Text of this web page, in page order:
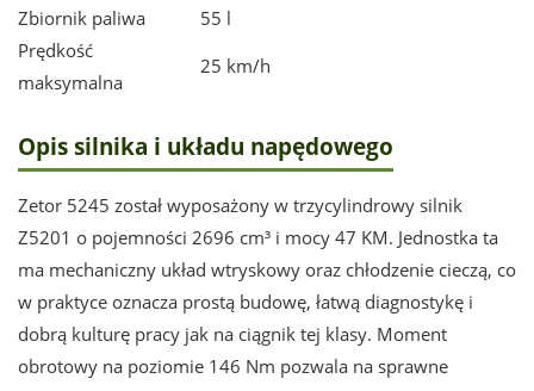
Zbiornik paliwa
55 l
Prędkość
maksymalna
25 km/h
Opis silnika i układu napędowego
Zetor 5245 został wyposażony w trzycylindrowy silnik
Z5201 o pojemności 2696 cm³ i mocy 47 KM. Jednostka ta
ma mechaniczny układ wtryskowy oraz chłodzenie cieczą, co
w praktyce oznacza prostą budowę, łatwą diagnostykę i
dobrą kulturę pracy jak na ciągnik tej klasy. Moment
obrotowy na poziomie 146 Nm pozwala na sprawne